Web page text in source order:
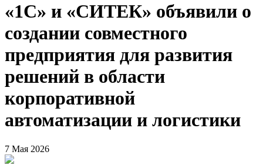
«1С» и «СИТЕК» объявили о
создании совместного
предприятия для развития
решений в области
корпоративной
автоматизации и логистики
7 Мая 2026